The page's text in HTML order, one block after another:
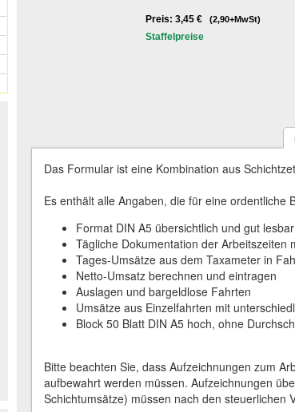
Preis: 3,45 € (2,90+MwSt)
Staffelpreise
Das Formular​ ist eine Kombination aus
Es enthält alle Angaben, die für eine ordentliche
Format DIN A5 übersichtlich und gut lesbar
Tägliche Dokumentation der Arbeitszeiten
Tages-Umsätze aus dem Taxameter in
Netto-Umsatz berechnen und eintragen
Auslagen und bargeldlose Fahrten
Umsätze aus Einzelfahrten mit
Block 50 Blatt DIN A5 hoch, ohne
Bitte beachten Sie, dass Aufzeichnungen zum
aufbewahrt werden müssen. Aufzeichnungen
Schichtumsätze) müssen nach den steuerlichen